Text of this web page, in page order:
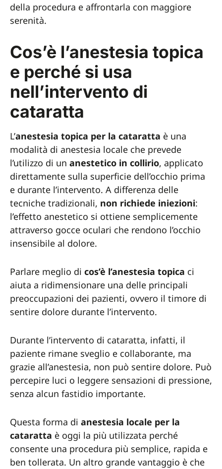
della procedura e affrontarla con maggiore
serenità.
Cos’è l’anestesia topica
e perché si usa
nell’intervento di
cataratta
L’anestesia topica per la cataratta è una
modalità di anestesia locale che prevede
l’utilizzo di un anestetico in collirio, applicato
direttamente sulla superficie dell’occhio prima
e durante l’intervento. A differenza delle
tecniche tradizionali, non richiede iniezioni:
l’effetto anestetico si ottiene semplicemente
attraverso gocce oculari che rendono l’occhio
insensibile al dolore.
Parlare meglio di cos’è l’anestesia topica ci
aiuta a ridimensionare una delle principali
preoccupazioni dei pazienti, ovvero il timore di
sentire dolore durante l’intervento.
Durante l’intervento di cataratta, infatti, il
paziente rimane sveglio e collaborante, ma
grazie all’anestesia, non può sentire dolore. Può
percepire luci o leggere sensazioni di pressione,
senza alcun fastidio importante.
Questa forma di anestesia locale per la
cataratta è oggi la più utilizzata perché
consente una procedura più semplice, rapida e
ben tollerata. Un altro grande vantaggio è che